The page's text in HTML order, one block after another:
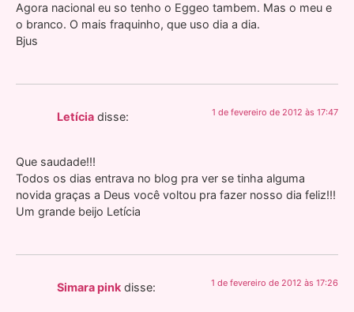
Agora nacional eu so tenho o Eggeo tambem. Mas o meu e
o branco. O mais fraquinho, que uso dia a dia.
Bjus
Letícia disse: 1 de fevereiro de 2012 às 17:47
Que saudade!!!
Todos os dias entrava no blog pra ver se tinha alguma
novida graças a Deus você voltou pra fazer nosso dia feliz!!!
Um grande beijo Letícia
Simara pink disse: 1 de fevereiro de 2012 às 17:26